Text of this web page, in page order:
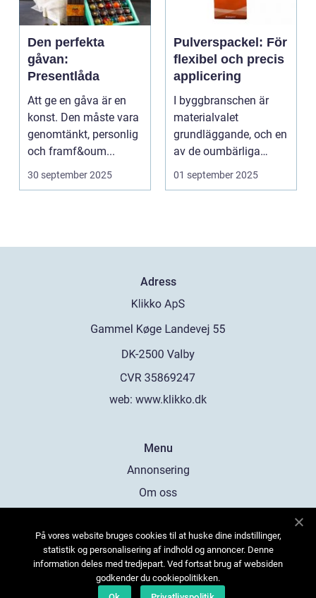
Den perfekta
gåvan:
Presentlåda
Att ge en gåva är en
konst. Den måste vara
genomtänkt, personlig
och framf&oum...
30 september 2025
Pulverspackel: För
flexibel och precis
applicering
I byggbranschen är
materialvalet
grundläggande, och en
av de oumbärliga
komponenterna...
01 september 2025
Adress
web: www.klikko.dk
Menu
Annonsering
Om oss
Kontakta oss
Sitemap
På vores website bruges cookies til at huske dine indstillinger,
statistik og personalisering af indhold og annoncer. Denne
information deles med tredjepart. Ved fortsat brug af websiden
godkender du cookiepolitikken.